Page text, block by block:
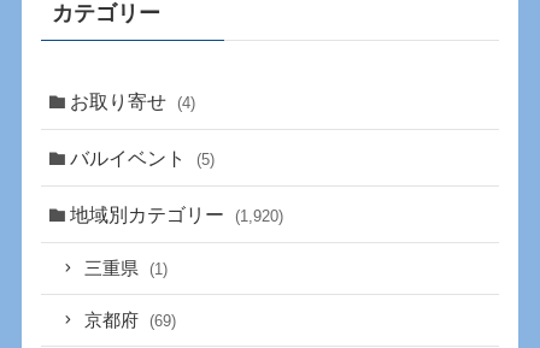
カテゴリー
お取り寄せ (4)
バルイベント (5)
地域別カテゴリー (1,920)
三重県 (1)
京都府 (69)